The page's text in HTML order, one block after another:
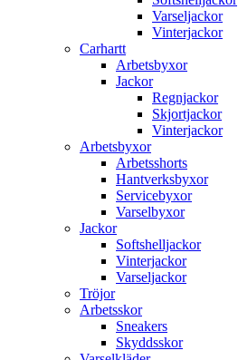
Varseljackor
Vinterjackor
Carhartt
Arbetsbyxor
Jackor
Regnjackor
Skjortjackor
Vinterjackor
Arbetsbyxor
Arbetsshorts
Hantverksbyxor
Servicebyxor
Varselbyxor
Jackor
Softshelljackor
Vinterjackor
Varseljackor
Tröjor
Arbetsskor
Sneakers
Skyddsskor